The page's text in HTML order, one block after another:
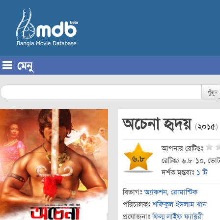
মেনু
খুঁজুন
অচেনা হৃদয় (২০১৫)
৬.৮
আপনার রেটিঙঃ
রেটিঙঃ ৬.৮/১০,
দর্শক মন্তব্যঃ ১ টি
বিভাগঃ অ্যাকশন, রোমান্টিক
পরিচালকঃ শফিকুল ইসলাম খান
প্রযোজনাঃ ফিল্ম লাইফ ফ্যাক্টরী